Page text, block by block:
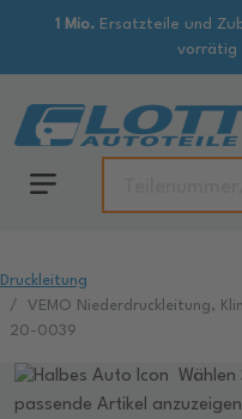
1 Mio.Ersatzteile und
vorrätig
Druckleitung
VEMO Niederdruckleitung,
20-0039
Wählen
passende Artikel anzuzeigen